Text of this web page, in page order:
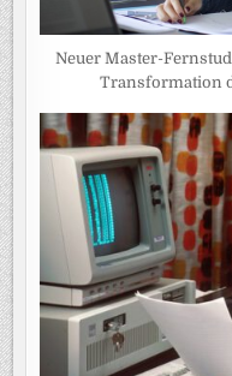
Neuer Master-
Transformation